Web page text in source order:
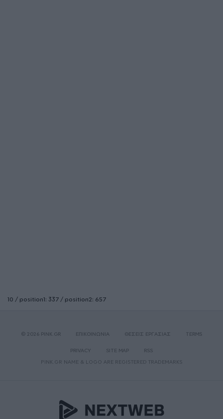
10 / position1: 337 / position2: 657
© 2026 PINK.GR ΕΠΙΚΟΙΝΩΝΙΑ ΘΕΣΕΙΣ ΕΡΓΑΣΙΑΣ TERMS
PRIVACY SITE MAP
RSS
PINK.GR NAME & LOGO ARE REGISTERED TRADEMARKS